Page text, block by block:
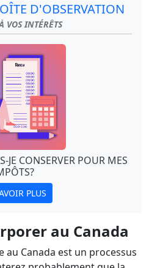
D'OBSERVATION
VOS INTÉRÊTS
JE CONSERVER POUR MES
PLUS
au Canada
Canada est un processus